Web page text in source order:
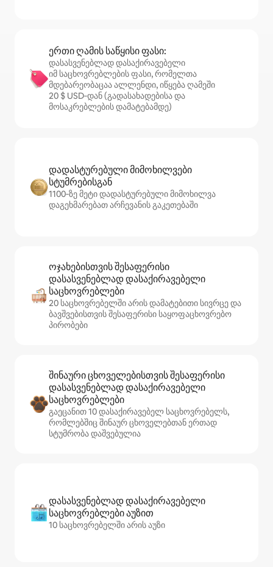
ერთი ღამის საწყისი ფასი:
დასასვენებლად დასაქირავებელი
იმ საცხოვრებლების ფასი, რომელთა
მდებარეობაცაა ალლენდი, იწყება ღამეში
20 $ USD‑დან (გადასახადებისა და
მოსაკრებლების დამატებამდე)
დადასტურებული მიმოხილვები
სტუმრებისგან
1100‑ზე მეტი დადასტურებული მიმოხილვა
დაგეხმარებათ არჩევანის გაკეთებაში
ოჯახებისთვის შესაფერისი
დასასვენებლად დასაქირავებელი
საცხოვრებლები
20 საცხოვრებელში არის დამატებითი სივრცე და
ბავშვებისთვის შესაფერისი საყოფაცხოვრებო
პირობები
შინაური ცხოველებისთვის შესაფერისი
დასასვენებლად დასაქირავებელი
საცხოვრებლები
გაეცანით 10 დასაქირავებელ საცხოვრებელს,
რომლებშიც შინაურ ცხოველებთან ერთად
სტუმრობა დაშვებულია
დასასვენებლად დასაქირავებელი
საცხოვრებლები აუზით
10 საცხოვრებელში არის აუზი